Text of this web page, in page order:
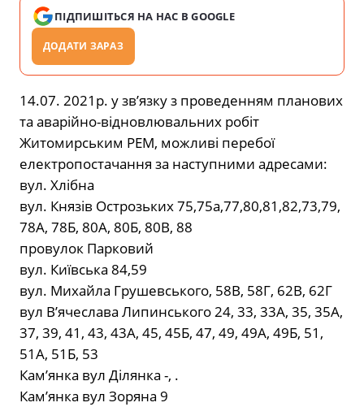
ПІДПИШІТЬСЯ НА НАС В GOOGLE
ДОДАТИ ЗАРАЗ
14.07. 2021р. у зв’язку з проведенням планових
та аварійно-відновлювальних робіт
Житомирським РЕМ, можливі перебої
електропостачання за наступними адресами:
вул. Хлібна
вул. Князів Острозьких 75,75а,77,80,81,82,73,79,
78А, 78Б, 80А, 80Б, 80В, 88
провулок Парковий
вул. Київська 84,59
вул. Михайла Грушевського, 58В, 58Г, 62В, 62Г
вул В’ячеслава Липинського 24, 33, 33А, 35, 35А,
37, 39, 41, 43, 43А, 45, 45Б, 47, 49, 49А, 49Б, 51,
51А, 51Б, 53
Кам’янка вул Ділянка -, .
Кам’янка вул Зоряна 9